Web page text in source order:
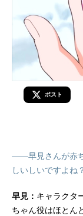
ポスト
――早見さんが赤
しいしいですよね
早見： キャラクタ
ちゃん役はほとん